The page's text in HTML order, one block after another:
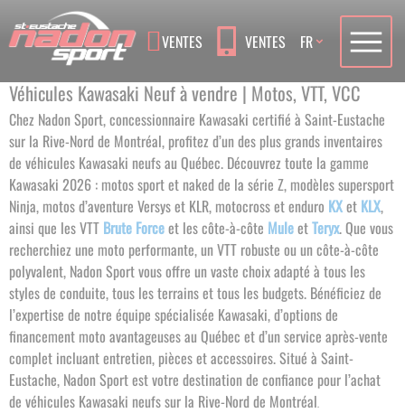
VENTES VENTES Language
FR
Véhicules Kawasaki Neuf à vendre | Motos, VTT, VCC
Chez Nadon Sport, concessionnaire Kawasaki certifié à Saint-Eustache
sur la Rive-Nord de Montréal, profitez d’un des plus grands inventaires
de véhicules Kawasaki neufs au Québec. Découvrez toute la gamme
Kawasaki 2026 : motos sport et naked de la série Z, modèles supersport
Ninja, motos d’aventure Versys et KLR, motocross et enduro KXet KLX,
ainsi que les VTT Brute Forceet les côte-à-côte MuleetTeryx.Que vous
recherchiez une moto performante, un VTT robuste ou un côte-à-côte
polyvalent, Nadon Sport vous offre un vaste choix adapté à tous les
styles de conduite, tous les terrains et tous les budgets. Bénéficiez de
l’expertise de notre équipe spécialisée Kawasaki, d’options de
financement moto avantageuses au Québec et d’un service après-vente
complet incluant entretien, pièces et accessoires. Situé à Saint-
Eustache, Nadon Sport est votre destination de confiance pour l’achat
de véhicules Kawasaki neufs sur la Rive-Nord de Montréal.